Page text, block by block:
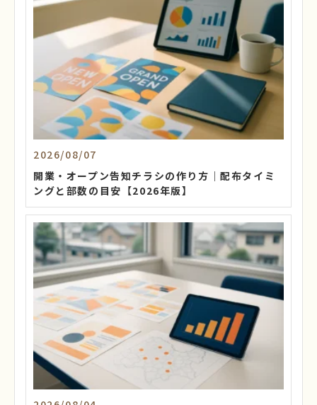
2026/08/07
開業・オープン告知チラシの作り方｜配布タイミ
ングと部数の目安【2026年版】